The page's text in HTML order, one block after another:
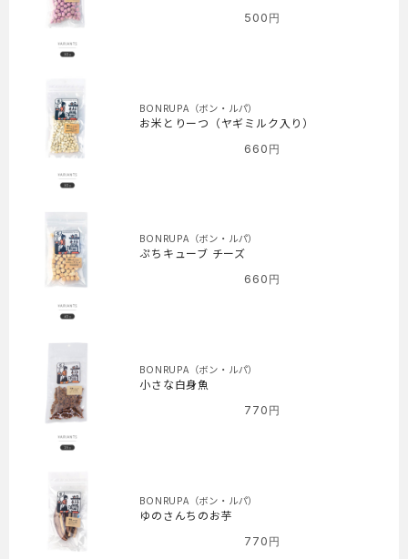
500 円
BONRUPA（ボン・ルパ）
お米とりーつ（ヤギミルク入り）
660 円
BONRUPA（ボン・ルパ）
ぷちキューブ チーズ
660 円
BONRUPA（ボン・ルパ）
小さな白身魚
770 円
BONRUPA（ボン・ルパ）
ゆのさんちのお芋
770 円